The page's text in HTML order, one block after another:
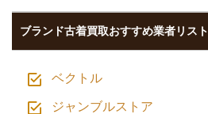
ブランド古着買取おすすめ業者リスト
ベクトル
ジャンブルストア